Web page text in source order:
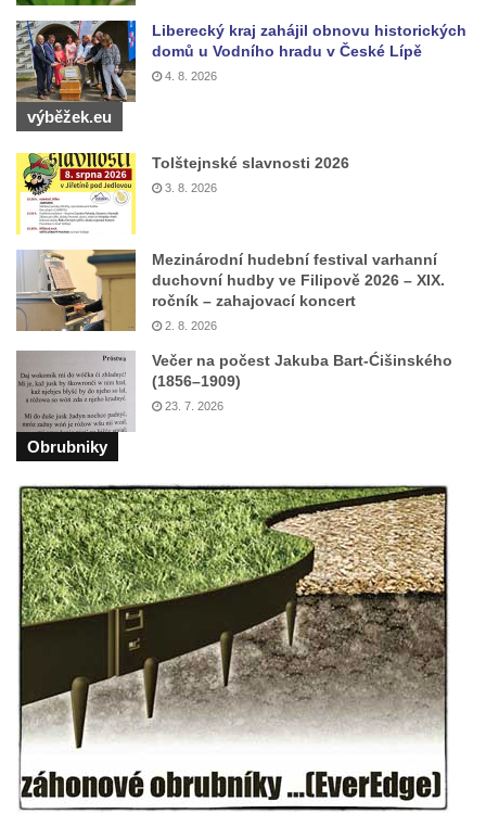
Liberecký kraj zahájil obnovu historických
domů u Vodního hradu v České Lípě
4. 8. 2026
výběžek.eu
Tolštejnské slavnosti 2026
3. 8. 2026
Mezinárodní hudební festival varhanní
duchovní hudby ve Filipově 2026 – XIX.
ročník – zahajovací koncert
2. 8. 2026
Večer na počest Jakuba Bart-Ćišinského
(1856–1909)
23. 7. 2026
Obrubniky